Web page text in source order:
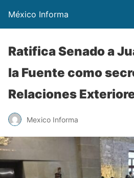
México Informa
Ratifica Senado a
la Fuente como
Relaciones
Mexico Informa